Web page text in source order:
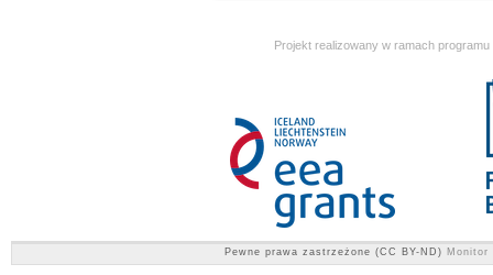
Projekt realizowany w ramach
Pewne prawa zastrzeżone (CC BY-ND) Monitor